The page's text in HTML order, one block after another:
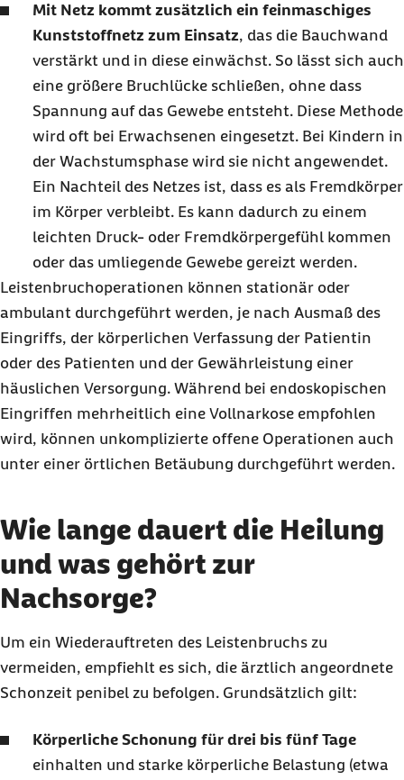
Mit Netz kommt zusätzlich ein feinmaschiges
Kunststoffnetz zum Einsatz, das die Bauchwand
verstärkt und in diese einwächst. So lässt sich auch
eine größere Bruchlücke schließen, ohne dass
Spannung auf das Gewebe entsteht. Diese Methode
wird oft bei Erwachsenen eingesetzt. Bei Kindern in
der Wachstumsphase wird sie nicht angewendet.
Ein Nachteil des Netzes ist, dass es als Fremdkörper
im Körper verbleibt. Es kann dadurch zu einem
leichten Druck- oder Fremdkörpergefühl kommen
oder das umliegende Gewebe gereizt werden.
Leistenbruchoperationen können stationär oder
ambulant durchgeführt werden, je nach Ausmaß des
Eingriffs, der körperlichen Verfassung der Patientin
oder des Patienten und der Gewährleistung einer
häuslichen Versorgung. Während bei endoskopischen
Eingriffen mehrheitlich eine Vollnarkose empfohlen
wird, können unkomplizierte offene Operationen auch
unter einer örtlichen Betäubung durchgeführt werden.
Wie lange dauert die Heilung
und was gehört zur
Nachsorge?
Um ein Wiederauftreten des Leistenbruchs zu
vermeiden, empfiehlt es sich, die ärztlich angeordnete
Schonzeit penibel zu befolgen. Grundsätzlich gilt:
Körperliche Schonung für drei bis fünf Tage
einhalten und starke körperliche Belastung (etwa